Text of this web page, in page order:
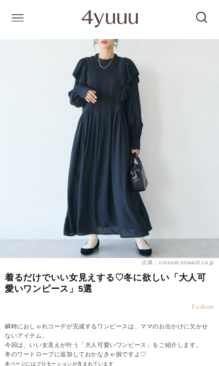
出典：crosset.onward.co.jp
着るだけでいい女見えする♡冬に欲しい「大人可
愛いワンピース」5選
Fashion
瞬時におしゃれコーデが完成するワンピースは、ママのお出かけに欠かせ
ないアイテム。
今回は、いい女見えが叶う「大人可愛いワンピース」をご紹介します。
冬のワードローブに追加しておかなきゃ損ですよ♡
本ページにはプロモーションが含まれています